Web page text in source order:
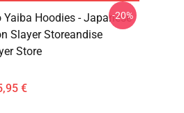
Yaiba Hoodies - Japanese
Slayer Storeandise
Store
€
-20%